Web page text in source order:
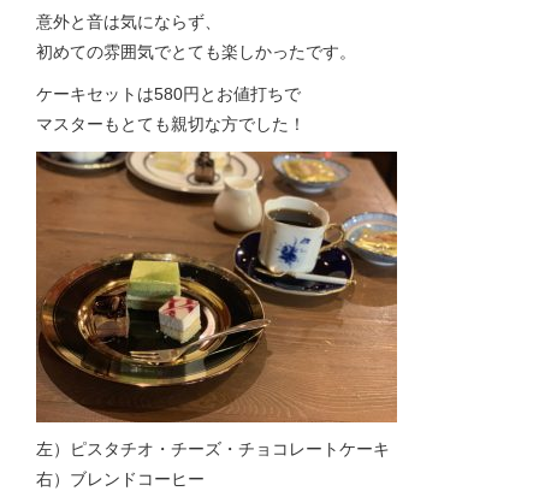
意外と音は気にならず、
初めての雰囲気でとても楽しかったです。
ケーキセットは580円とお値打ちで
マスターもとても親切な方でした！
左）ピスタチオ・チーズ・チョコレートケーキ
右）ブレンドコーヒー